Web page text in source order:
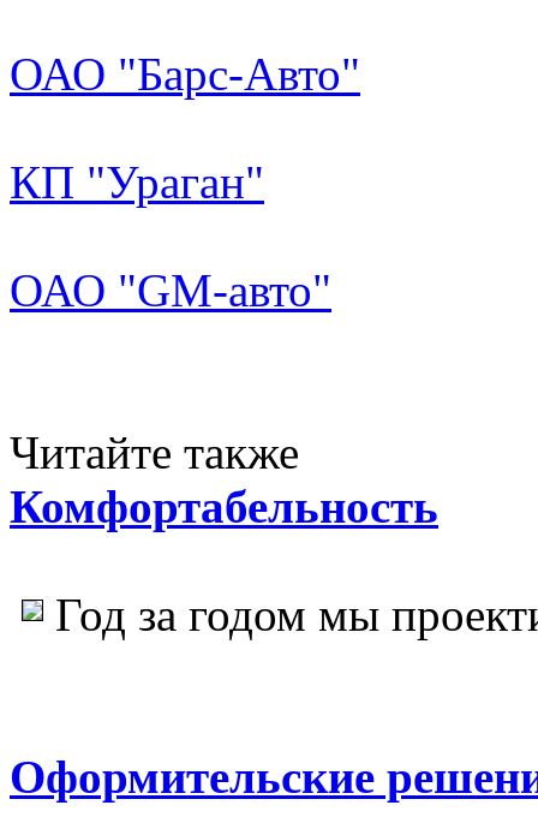
ОАО "Барс-Авто"
КП "Ураган"
ОАО "GM-авто"
Читайте также
Комфортабельность
Год за годом мы
Оформительские